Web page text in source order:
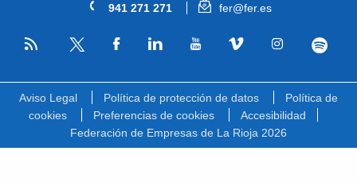
941 271 271 fer@fer.es
RSS
Aviso Legal Política de protección de datos
Política de
cookies
Preferencias de cookies
Accesibilidad
Federación de Empresas de La Rioja 2026